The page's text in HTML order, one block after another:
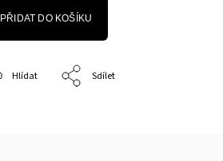
PŘIDAT DO KOŠÍKU
Hlídat Sdílet